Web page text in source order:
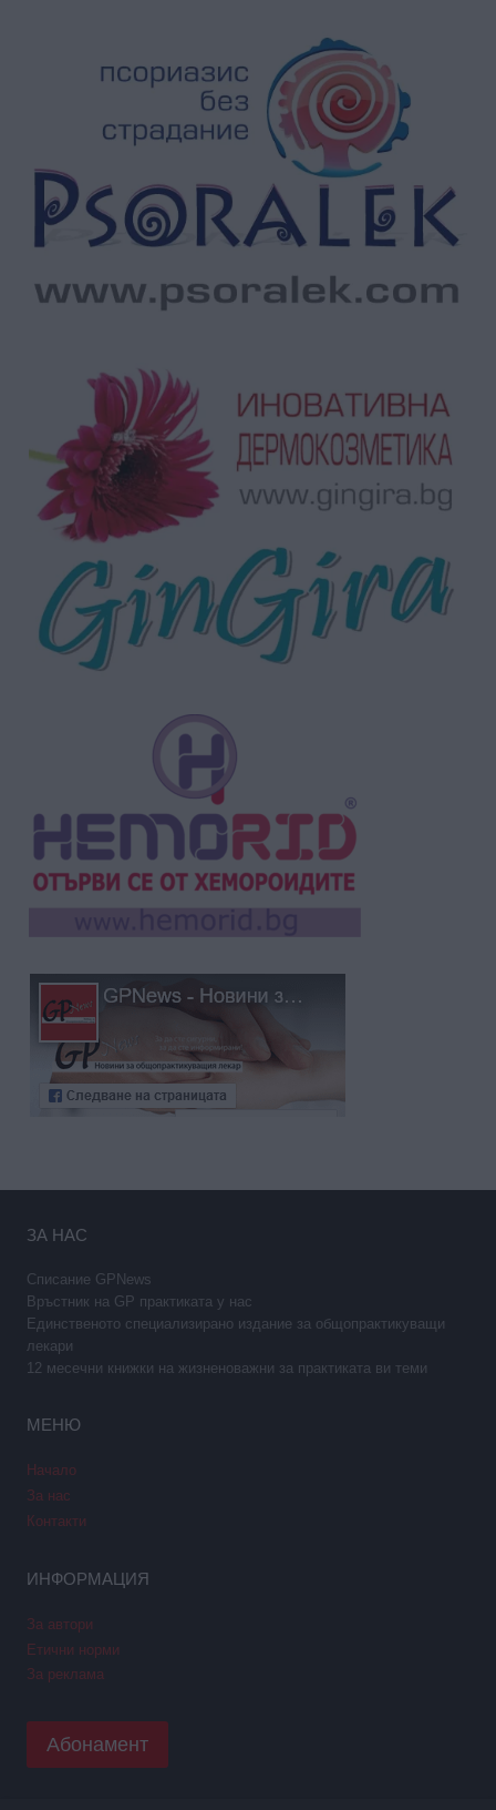
ЗА НАС
Списание GPNews
Връстник на GP практиката у нас
Единственото специализирано издание за общопрактикуващи
лекари
12 месечни книжки на жизненоважни за практиката ви теми
МЕНЮ
Начало
За нас
Контакти
ИНФОРМАЦИЯ
За автори
Етични норми
За реклама
Абонамент